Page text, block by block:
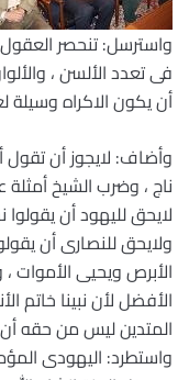
واسترسل: تنحصر
فى تعدد الألسن ،
أن يكون الاكراه
وأضاف: لايجوز أن
ناج ، وضرب الشيخ
لايحق لليهود أن يقولوا
ولايحق للنصارى أن
الأبرص ويحيى الأموات
الأفضل لأن نبينا خاتم
المتدين ليس من حقه
واستطرد: اليهودى